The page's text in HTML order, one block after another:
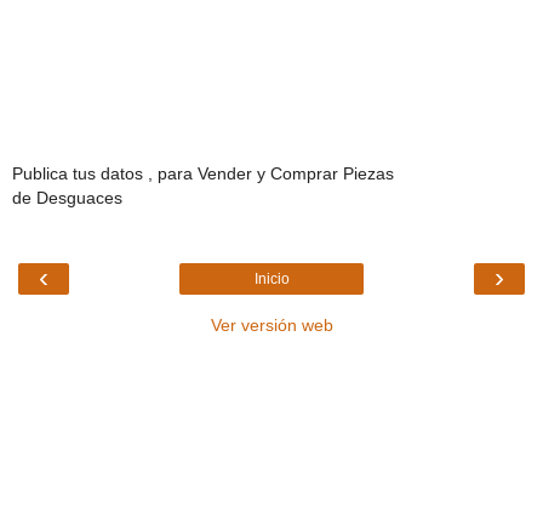
Publica tus datos , para Vender y Comprar Piezas
de Desguaces
‹ ›
Inicio
Ver versión web